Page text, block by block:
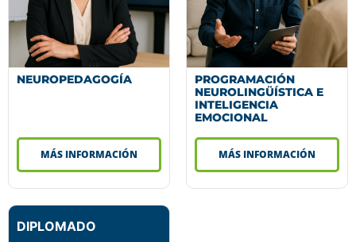
NEUROPEDAGOGÍA
MÁS INFORMACIÓN
PROGRAMACIÓN
NEUROLINGÜÍSTICA E
INTELIGENCIA
EMOCIONAL
MÁS INFORMACIÓN
DIPLOMADO